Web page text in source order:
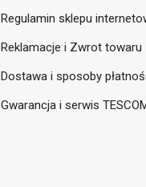
Regulamin sklepu
Reklamacje i Zwrot towaru
Dostawa i sposoby
Gwarancja i serwis